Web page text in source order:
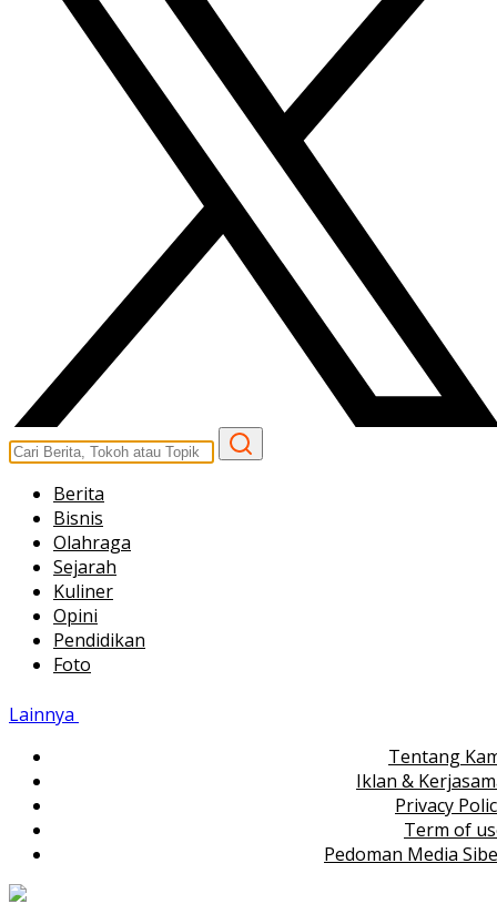
Berita
Bisnis
Olahraga
Sejarah
Kuliner
Opini
Pendidikan
Foto
Lainnya
Tentang
Iklan &
Privacy
Term of
Pedoman Media